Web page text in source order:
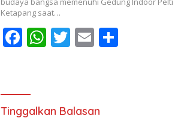
o
k
p
p
Ketapang saat…
F
ac
b
o
W
h
A
T
w
E
m
Tinggalkan Balasan